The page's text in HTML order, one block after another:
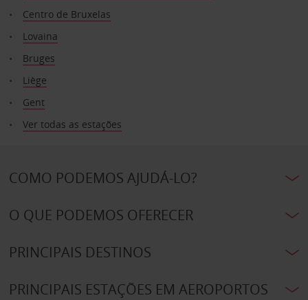
Centro de Bruxelas
Lovaina
Bruges
Liège
Gent
Ver todas as estações
COMO PODEMOS AJUDÁ-LO?
O QUE PODEMOS OFERECER
PRINCIPAIS DESTINOS
PRINCIPAIS ESTAÇÕES EM AEROPORTOS